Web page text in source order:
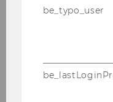
Exercise No. 10:
Exercise No. 11:
Exercise No. 12:
Perspective
be_typo_user